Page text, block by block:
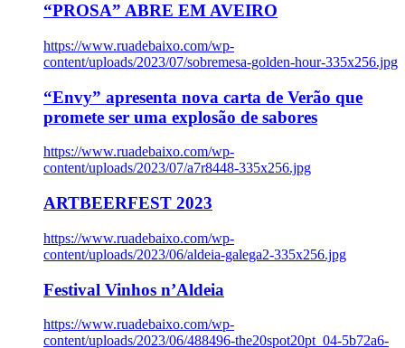
“PROSA” ABRE EM AVEIRO
https://www.ruadebaixo.com/wp-
content/uploads/2023/07/sobremesa-golden-hour-335x256.jpg
“Envy” apresenta nova carta de Verão que
promete ser uma explosão de sabores
https://www.ruadebaixo.com/wp-
content/uploads/2023/07/a7r8448-335x256.jpg
ARTBEERFEST 2023
https://www.ruadebaixo.com/wp-
content/uploads/2023/06/aldeia-galega2-335x256.jpg
Festival Vinhos n’Aldeia
https://www.ruadebaixo.com/wp-
content/uploads/2023/06/488496-the20spot20pt_04-5b72a6-